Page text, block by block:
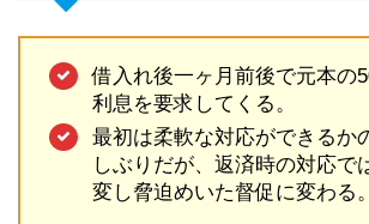
借入れ後一ヶ月前後で元本の
利息を要求してくる。
最初は柔軟な対応ができるか
しぶりだが、返済時の対応で
変し脅迫めいた督促に変わる。